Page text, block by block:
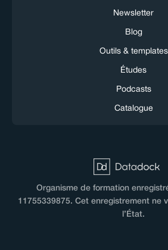
Newsletter
Blog
Outils & templates
Études
Podcasts
Catalogue
Organisme de formation
11755339875. Cet enregistrement ne
l’État.